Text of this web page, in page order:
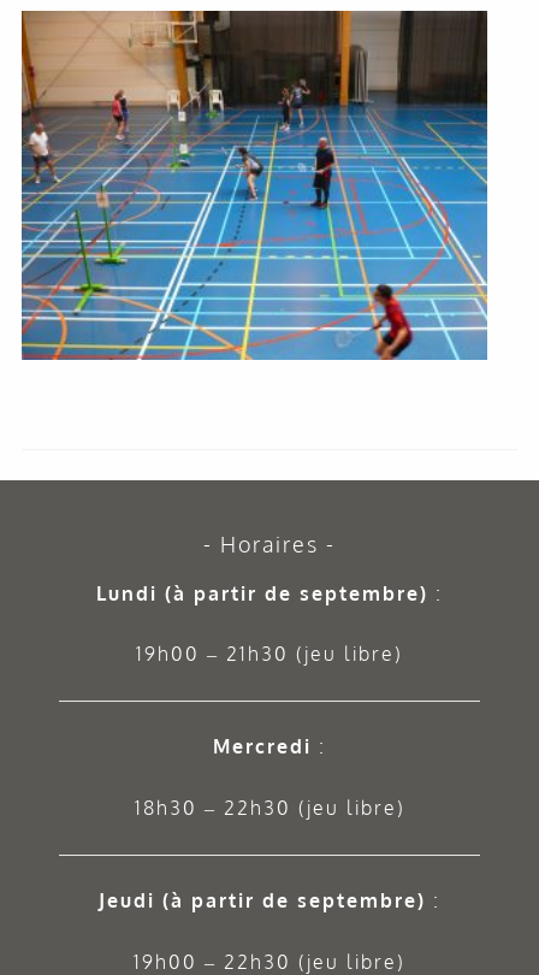
Horaires
Lundi (à partir de septembre) :
19h00 – 21h30 (jeu libre)
Mercredi :
18h30 – 22h30 (jeu libre)
Jeudi (à partir de septembre) :
19h00 – 22h30 (jeu libre)